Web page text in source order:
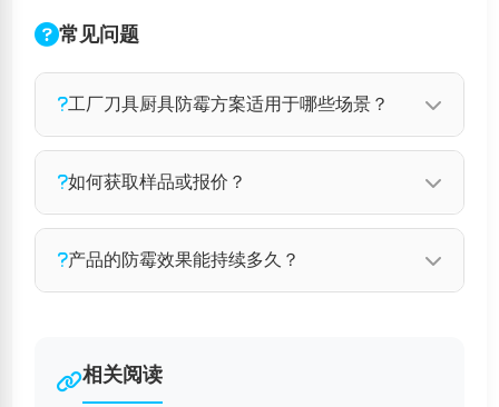
常见问题
工厂刀具厨具防霉方案适用于哪些场景？
工厂刀具厨具防霉方案广泛应用于家具、皮革、
纺织品、木材、电子元器件等多种材料的防霉处
团队。
如何获取样品或报价？
您可以通过以下方式联系我们获取样品和报价：
拨打技术电话 137 1032 9596，或发送邮件至
产品的防霉效果能持续多久？
工艺和使用环境不同略有差异。建议定期检测，
如有特殊需求可定制长效方案。
相关阅读